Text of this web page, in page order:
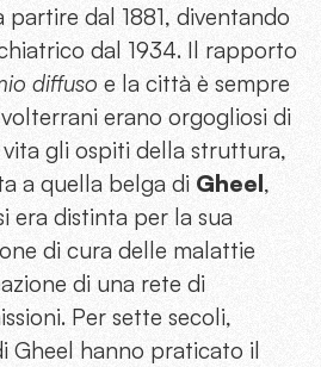
partire dal 1881, diventando
dal 1934. Il rapporto
diffuso e la città è sempre
erano orgogliosi di
gli ospiti della struttura,
a quella belga di Gheel,
era distinta per la sua
di cura delle malattie
di una rete di
Per sette secoli,
Gheel hanno praticato il